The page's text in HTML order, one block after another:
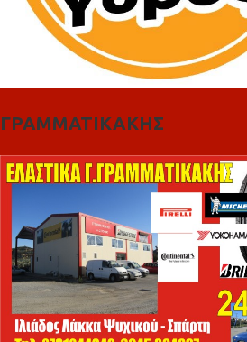
ΓΡΑΜΜΑΤΙΚΑΚΗΣ